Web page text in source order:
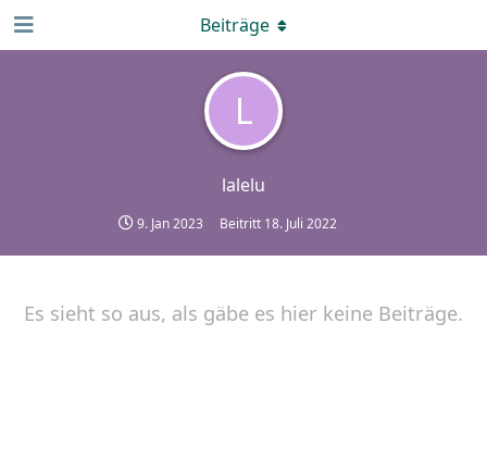
L
lalelu
9. Jan 2023 Beitritt 18. Juli 2022
Beiträge
Es sieht so aus, als gäbe es hier keine Beiträge.